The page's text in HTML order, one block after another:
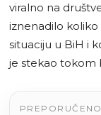
viralno na
iznenadilo
situaciju u BiH i
je stekao tokom
PREPORUČENO